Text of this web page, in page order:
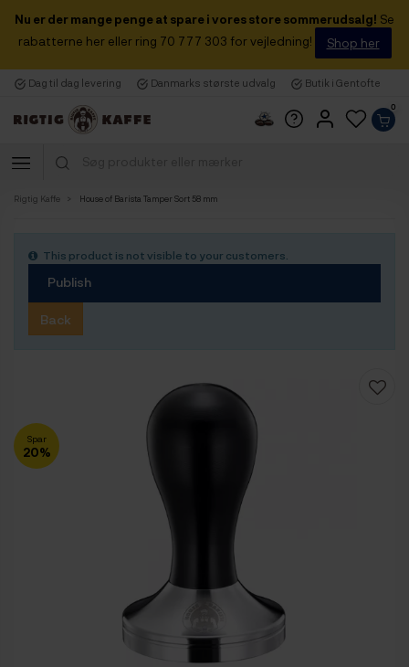
Nu er der mange penge at spare i vores store sommerudsalg! Se
rabatterne her eller ring 70 777 303 for vejledning!
Shop her
Dag til dag levering Danmarks største udvalg Butik i Gentofte
0
Rigtig Kaffe House of Barista Tamper Sort 58 mm
This product is not visible to your customers.
Publish
Back
Spar
20%